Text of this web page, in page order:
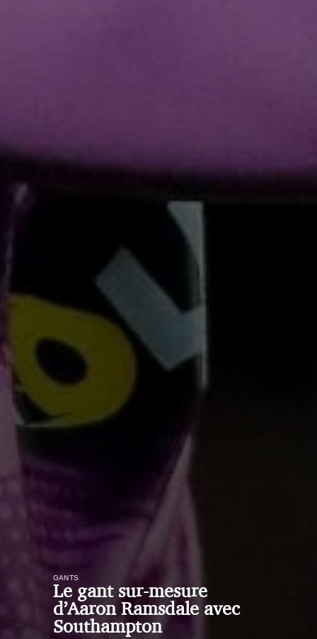
GANTS
Le gant sur-mesure
d’Aaron Ramsdale avec
Southampton